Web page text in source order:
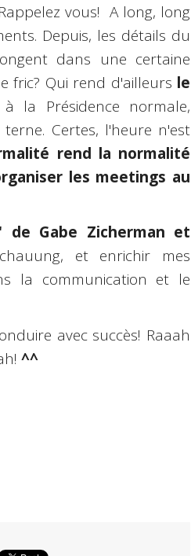
vous! A long, long
Depuis, les détails du
dans une certaine
fric? Qui rend d'ailleurs le
la Présidence normale,
Certes, l'heure n'est
rend la normalité
les meetings au
de Gabe Zicherman et
et enrichir mes
la communication et le
avec succès! Raaah
^^